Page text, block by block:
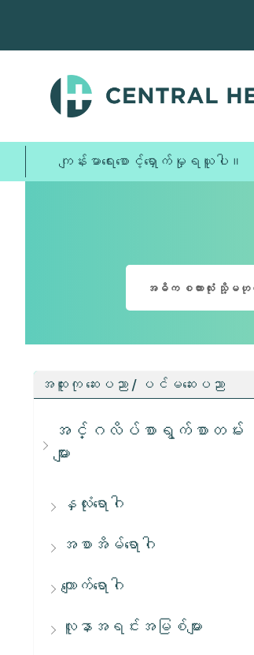
သို့
ပါ။
ကျန်းမာရေးစောင့်ရှောက်မှုရယူပါ။
အထူးကု ဆေးပညာ / ပင်မဆေးပညာ
အင်္ဂလိပ်စာရွက်စာတမ်း
များ
နှလုံးရောဂါ
အစာအိမ်ရောဂါ
ကျောက်ရောဂါ
လူနာအရင်းအမြစ်များ